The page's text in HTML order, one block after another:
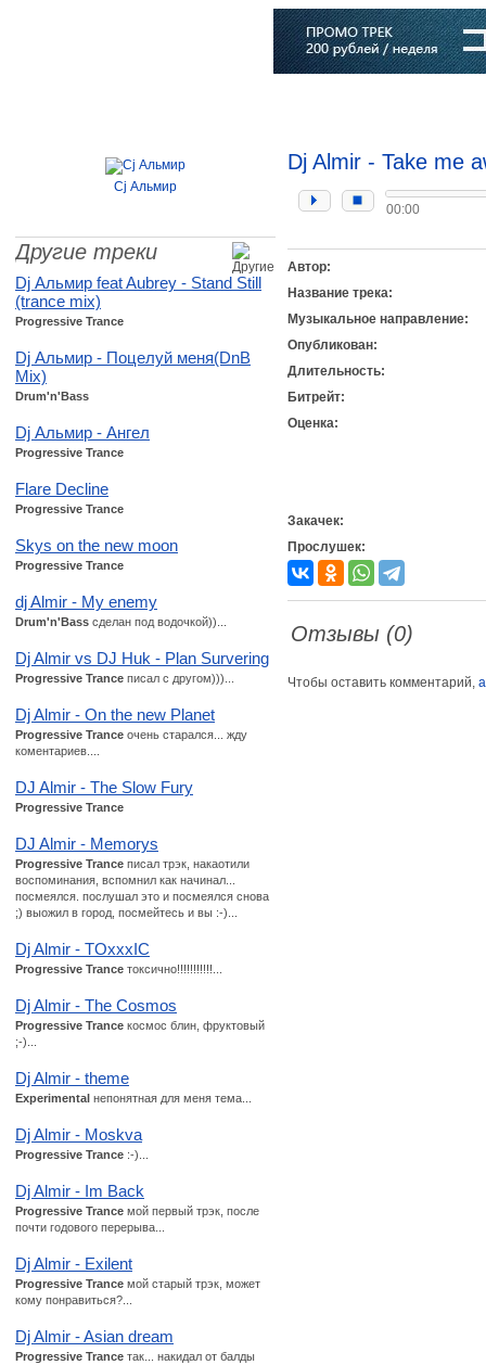
Cj Альмир
Другие треки
Dj Альмир feat Aubrey - Stand Still
(trance mix)
Progressive Trance
Dj Альмир - Поцелуй меня(DnB
Mix)
Drum'n'Bass
Dj Альмир - Ангел
Progressive Trance
Flare Decline
Progressive Trance
Skys on the new moon
Progressive Trance
dj Almir - My enemy
Drum'n'Bass сделан под водочкой))...
Dj Almir vs DJ Huk - Plan Survering
Progressive Trance писал с другом)))...
Dj Almir - On the new Planet
Progressive Trance очень старался... жду
коментариев....
DJ Almir - The Slow Fury
Progressive Trance
DJ Almir - Memorys
Progressive Trance писал трэк, накаотили
воспоминания, вспомнил как начинал...
посмеялся. послушал это и посмеялся снова
;) выожил в город, посмейтесь и вы :-)...
Dj Almir - TOxxxIC
Progressive Trance токсично!!!!!!!!!!!...
Dj Almir - The Cosmos
Progressive Trance космос блин, фруктовый
;-)...
Dj Almir - theme
Experimental непонятная для меня тема...
Dj Almir - Moskva
Progressive Trance :-)...
Dj Almir - Im Back
Progressive Trance мой первый трэк, после
почти годового перерыва...
Dj Almir - Exilent
Progressive Trance мой старый трэк, может
кому понравиться?...
Dj Almir - Asian dream
Progressive Trance так... накидал от балды
Dj Almir - Take me
00:00
Автор:
Название трека:
Музыкальное направление:
Опубликован:
Длительность:
Битрейт:
Оценка:
Закачек:
Прослушек:
Отзывы (0)
Чтобы оставить комментарий,